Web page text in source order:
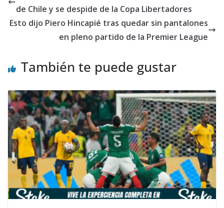
de Chile y se despide de la Copa Libertadores
Esto dijo Piero Hincapié tras quedar sin pantalones
en pleno partido de la Premier League
También te puede gustar